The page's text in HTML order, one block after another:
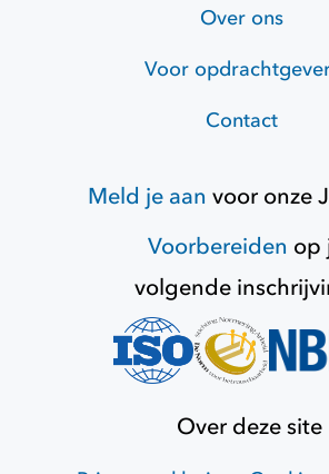
Over ons
Voor
Contact
Meld je aan voor onze
Voorbereiden op
volgende
Over deze site